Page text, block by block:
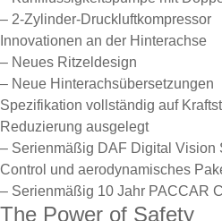
– 2-Zylinder-Druckluftkompressor
Innovationen an der Hinterachse
– Neues Ritzeldesign
– Neue Hinterachsübersetzungen
Spezifikation vollständig auf
Reduzierung ausgelegt
– Serienmäßig DAF Digital Vision
Control und aerodynamisches
– Serienmäßig 10 Jahr PACCAR
The Power of Safety